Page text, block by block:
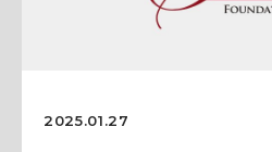
2025.01.27